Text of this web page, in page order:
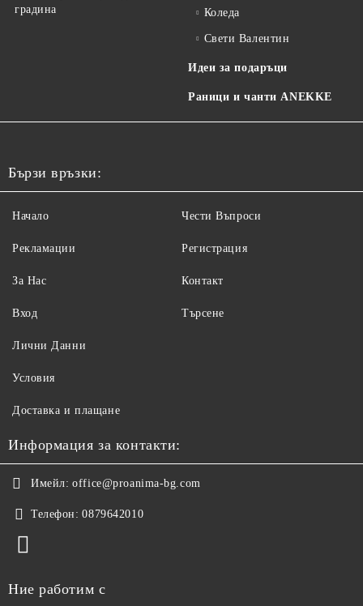
градина
Коледа
Свети Валентин
Идеи за подаръци
Раници и чанти ANEKKE
Бързи връзки:
Начало
Рекламации
За Нас
Вход
Чести Въпроси
Регистрация
Контакт
Търсене
Лични Данни
Условия
Доставка и плащане
Информация за контакти:
Имейл: office@proanima-bg.com
Телефон: 0879642010
Ние работим с